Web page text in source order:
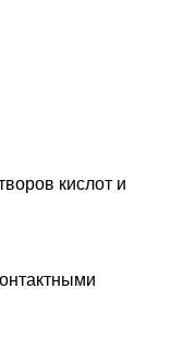
кислот и